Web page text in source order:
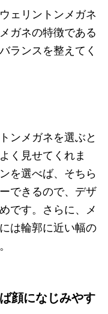
ェリントンメガネ
ガネの特徴である
ランスを整えてく
ンメガネを選ぶと
く見せてくれま
を選べば、そちら
できるので、デザ
です。さらに、メ
は輪郭に近い幅の
顔になじみやす